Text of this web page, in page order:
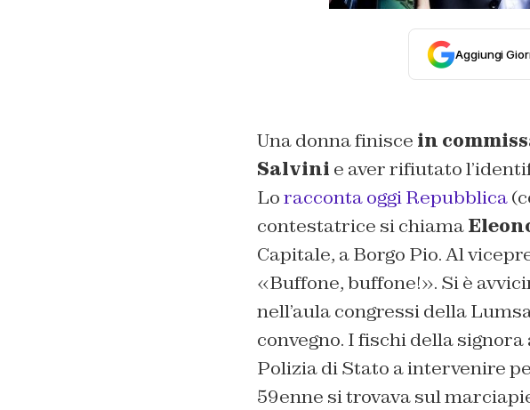
Aggiungi
Una donna finisce in
Salvini e aver rifiutato
Loracconta oggi Repubblica
contestatrice si chiama
Capitale, a Borgo Pio. Al
«Buffone, buffone!». Si è
nell’aula congressi della
convegno. I fischi della
Polizia di Stato a intervenire
59enne si trovava sul